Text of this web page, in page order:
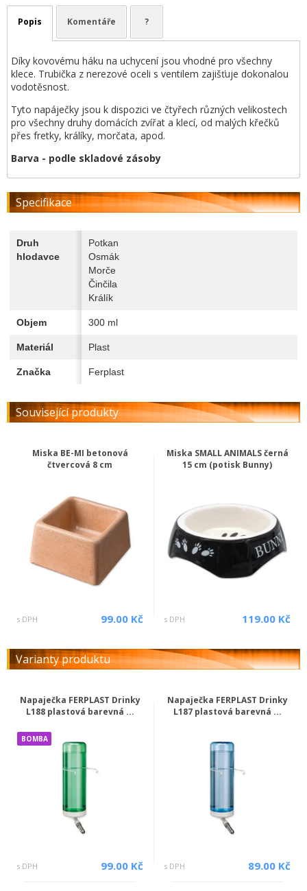
Popis Komentáře ?
Díky kovovému háku na uchycení jsou vhodné pro všechny
klece. Trubička z nerezové oceli s ventilem zajišťuje dokonalou
vodotěsnost.
Tyto napáječky jsou k dispozici ve čtyřech různých velikostech
pro všechny druhy domácích zvířat a klecí, od malých křečků
přes fretky, králíky, morčata, apod.
Barva - podle skladové zásoby
Specifikace
Druh
hlodavce
Potkan
Osmák
Morče
Činčila
Králík
Objem 300 ml
Materiál Plast
Značka Ferplast
Související produkty
Miska BE-MI betonová
čtvercová 8 cm
s DPH 99.00 Kč
Miska SMALL ANIMALS černá
15 cm (potisk Bunny)
s DPH 119.00 Kč
Varianty produktu
Napaječka FERPLAST Drinky
L188 plastová barevná ...
BOMBA
s DPH 99.00 Kč
Napaječka FERPLAST Drinky
L187 plastová barevná ...
s DPH 89.00 Kč